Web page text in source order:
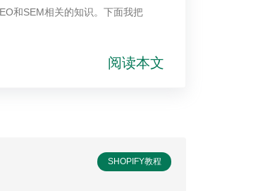
和SEM相关的知识。下面我把
阅读本文
SHOPIFY教程